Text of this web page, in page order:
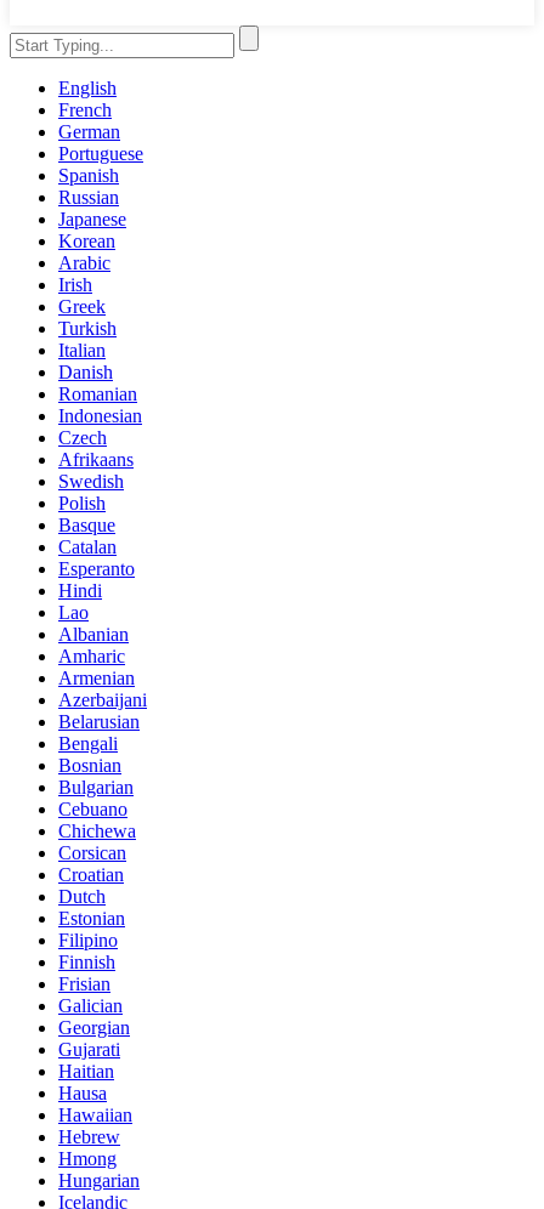
English
French
German
Portuguese
Spanish
Russian
Japanese
Korean
Arabic
Irish
Greek
Turkish
Italian
Danish
Romanian
Indonesian
Czech
Afrikaans
Swedish
Polish
Basque
Catalan
Esperanto
Hindi
Lao
Albanian
Amharic
Armenian
Azerbaijani
Belarusian
Bengali
Bosnian
Bulgarian
Cebuano
Chichewa
Corsican
Croatian
Dutch
Estonian
Filipino
Finnish
Frisian
Galician
Georgian
Gujarati
Haitian
Hausa
Hawaiian
Hebrew
Hmong
Hungarian
Icelandic